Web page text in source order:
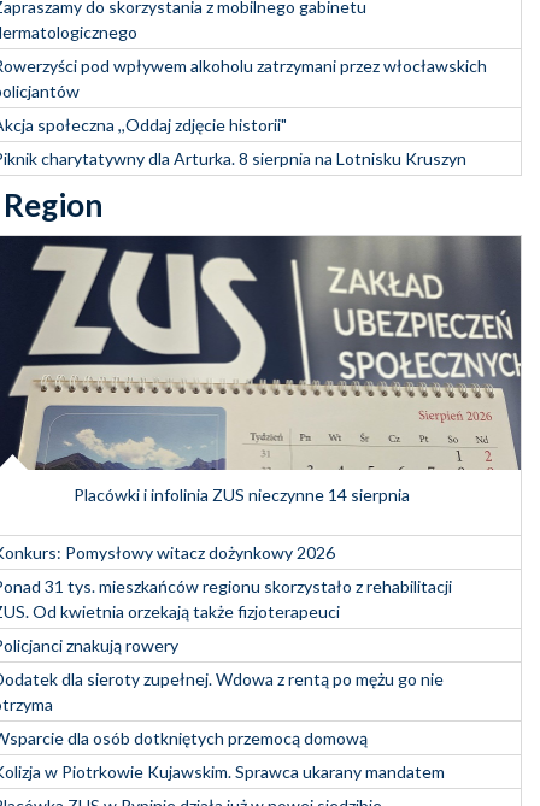
do skorzystania z mobilnego gabinetu
pod wpływem alkoholu zatrzymani przez włocławskich
społeczna ,,Oddaj zdjęcie historii"
charytatywny dla Arturka. 8 sierpnia na Lotnisku Kruszyn
Region
Placówki i infolinia ZUS nieczynne 14 sierpnia
Pomysłowy witacz dożynkowy 2026
31 tys. mieszkańców regionu skorzystało z rehabilitacji
Od kwietnia orzekają także fizjoterapeuci
znakują rowery
dla sieroty zupełnej. Wdowa z rentą po mężu go nie
dla osób dotkniętych przemocą domową
w Piotrkowie Kujawskim. Sprawca ukarany mandatem